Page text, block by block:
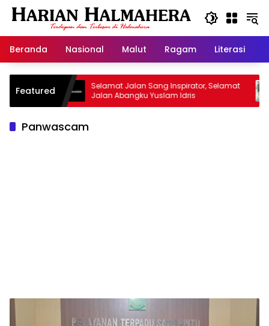
Langsung
Beranda
Nasional Malut Ragam Literasi
Featured
Selamat Jalan Sang Inspirator, Selamat
Jalan Abangku Yuslam Idris
Panwascam